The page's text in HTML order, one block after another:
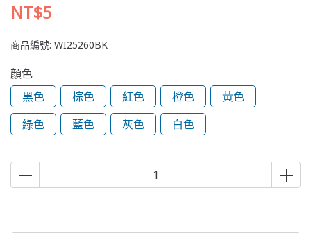
NT$5
商品編號: WI25260BK
顏色
黑色
棕色 紅色 橙色
黃色
綠色
藍色 灰色 白色